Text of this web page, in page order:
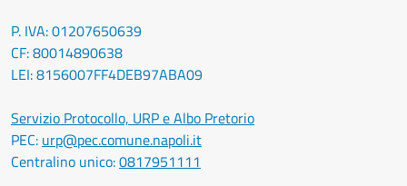
P. IVA: 01207650639
CF: 80014890638
LEI: 8156007FF4DEB97ABA09
Servizio Protocollo, URP e Albo Pretorio
PEC: urp@pec.comune.napoli.it
Centralino unico:0817951111